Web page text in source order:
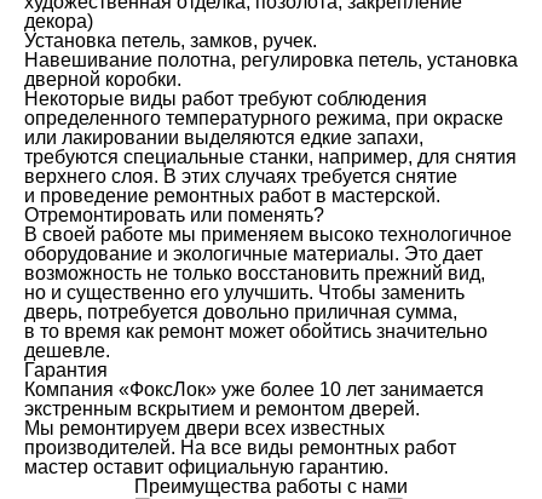
декора)
Установка петель, замков, ручек.
Навешивание полотна, регулировка петель, установка
дверной коробки.
Некоторые виды работ требуют соблюдения
определенного температурного режима, при окраске
или лакировании выделяются едкие запахи,
требуются специальные станки, например, для снятия
верхнего слоя. В этих случаях требуется снятие
и проведение ремонтных работ в мастерской.
Отремонтировать или поменять?
В своей работе мы применяем высоко технологичное
оборудование и экологичные материалы. Это дает
возможность не только восстановить прежний вид,
но и существенно его улучшить. Чтобы заменить
дверь, потребуется довольно приличная сумма,
в то время как ремонт может обойтись значительно
дешевле.
Гарантия
Компания «ФоксЛок» уже более 10 лет занимается
экстренным вскрытием и ремонтом дверей.
Мы ремонтируем двери всех известных
производителей. На все виды ремонтных работ
мастер оставит официальную гарантию.
Преимущества работы с нами